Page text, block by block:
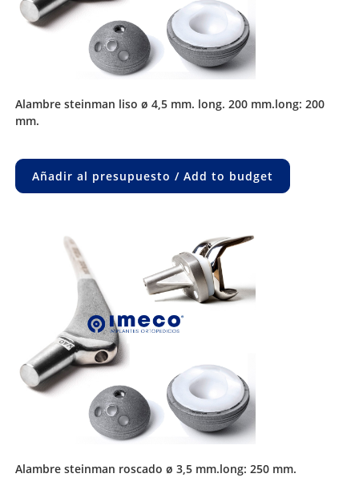
alambre steinman liso ø 4,5 mm. long. 200 mm.long: 200
mm.
Añadir al presupuesto / Add to budget
alambre steinman roscado ø 3,5 mm.long: 250 mm.